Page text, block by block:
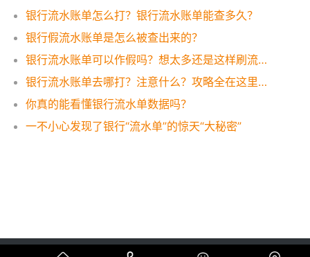
银行流水账单怎么打？银行流水账单能查多久？
银行假流水账单是怎么被查出来的？
银行流水账单可以作假吗？想太多还是这样刷流水才有效！
银行流水账单去哪打？注意什么？攻略全在这里，一看便知！
你真的能看懂银行流水单数据吗？
一不小心发现了银行“流水单”的惊天“大秘密”